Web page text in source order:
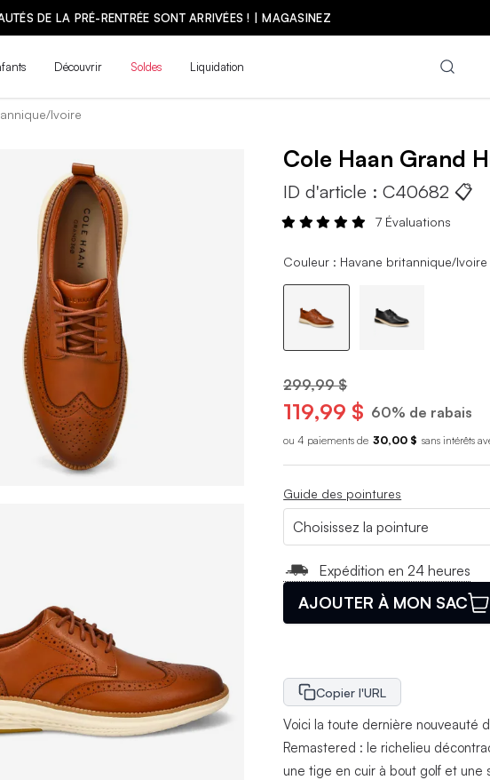
DE LA PRÉ-RENTRÉE SONT ARRIVÉES ! | MAGASINEZ
Découvrir Soldes Liquidation
Ivoire
Cole Haan Grand
ID d'article :C40682 📋
7 Évaluations
Couleur : Havane britannique/Ivoire
299,99 $
119,99 $ 60% de rabais
ou 4 paiements de 30,00 $ sans intérêts
Guide des pointures
Expédition en 24 heures
AJOUTER À MON SAC
Copier l'URL
Voici la toute dernière nouveauté
Remastered : le richelieu
une tige en cuir à bout golf et une